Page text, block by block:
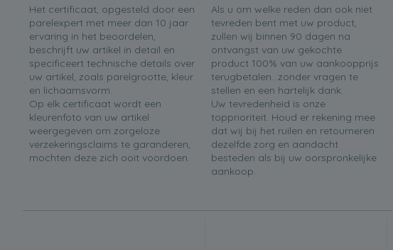
Het certificaat, opgesteld door een
parelexpert met meer dan 10 jaar
ervaring in het beoordelen,
beschrijft uw artikel in detail en
specificeert technische details over
uw artikel, zoals parelgrootte, kleur
en lichaamsvorm.
Op elk certificaat wordt een
kleurenfoto van uw artikel
weergegeven om zorgeloze
verzekeringsclaims te garanderen,
mochten deze zich ooit voordoen.
Als u om welke reden dan ook niet
tevreden bent met uw product,
zullen wij binnen 90 dagen na
ontvangst van uw gekochte
product 100% van uw aankoopprijs
terugbetalen...zonder vragen te
stellen en een hartelijk dank.
Uw tevredenheid is onze
topprioriteit. Houd er rekening mee
dat wij bij het ruilen en retourneren
dezelfde zorg en aandacht
besteden als bij uw oorspronkelijke
aankoop.